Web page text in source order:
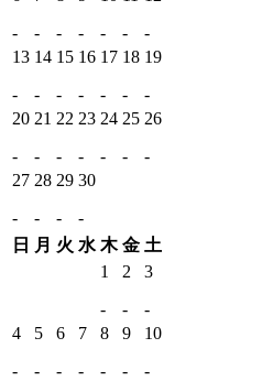
-
-
-
-
-
-
-
13
-
14
-
15
-
16
-
17
-
18
-
19
-
20
-
21
-
22
-
23
-
24
-
25
-
26
-
27
-
28
-
29
-
30
-
日
月 火 水 木 金 土
1
-
2
-
3
-
4
-
5
-
6
-
7
-
8
-
9
-
10
-